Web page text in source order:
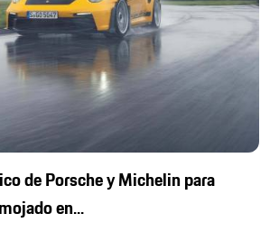
de Porsche y Michelin para
en...